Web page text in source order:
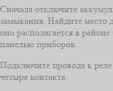
Сначала отключите
замыкания. Найдите место
оно располагается в
панелью приборов.
Подключите провода к
четыре контакта: